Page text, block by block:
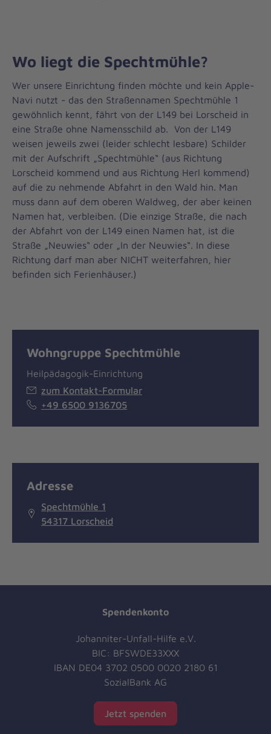
Wo liegt die Spechtmühle?
Wer unsere Einrichtung finden möchte und kein Apple-
Navi nutzt - das den Straßennamen Spechtmühle 1
gewöhnlich kennt, fährt von der L149 bei Lorscheid in
eine Straße ohne Namensschild ab. Von der L149
weisen jeweils zwei (leider schlecht lesbare) Schilder
mit der Aufschrift „Spechtmühle“ (aus Richtung
Lorscheid kommend und aus Richtung Herl kommend)
auf die zu nehmende Abfahrt in den Wald hin. Man
muss dann auf dem oberen Waldweg, der aber keinen
Namen hat, verbleiben. (Die einzige Straße, die nach
der Abfahrt von der L149 einen Namen hat, ist die
Straße „Neuwies“ oder „In der Neuwies“. In diese
Richtung darf man aber NICHT weiterfahren, hier
befinden sich Ferienhäuser.)
Wohngruppe Spechtmühle
Heilpädagogik-Einrichtung
zum Kontakt-Formular
+49 6500 9136705
Adresse
Spechtmühle 1
54317 Lorscheid
Spendenkonto
Johanniter-Unfall-Hilfe e.V.
BIC: BFSWDE33XXX
IBAN DE04 3702 0500 0020 2180 61
SozialBank AG
Jetzt spenden